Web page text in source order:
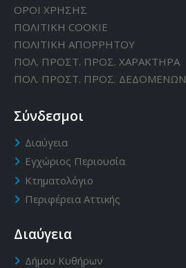
ΟΡΟΙ ΧΡΗΣΗΣ
ΠΟΛΙΤΙΚΗ CΟΟΚΙΕ
ΠΟΛΙΤΙΚΗ ΑΠΟΡΡΗΤΟΥ
ΠΟΛ. ΠΡΟΣΤ. ΠΡΟΣ. ΧΑΡΑΚΤΗΡΑ
ΠΟΛ. ΠΡΟΣΤ. ΠΡΟΣ. ΔΕΔΟΜΕΝΩΝ
Σύνδεσμοι
Διαύγεια
Εγχώριος Περιουσία
Κτηματολόγιο
Περιφέρεια Αττικής
Διαύγεια
Δήμου Κυθήρων